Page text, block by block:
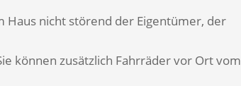
Haus nicht störend der Eigentümer, der
können zusätzlich Fahrräder vor Ort vom